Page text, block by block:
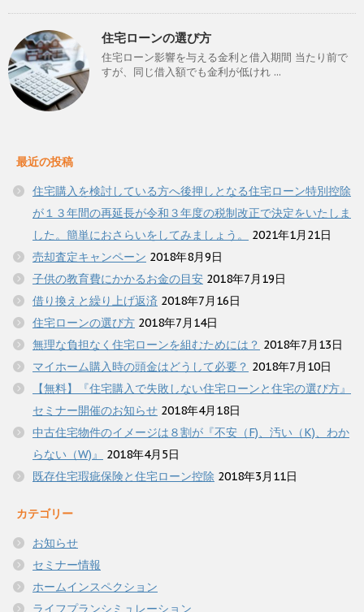
住宅ローンの選び方
住宅ローン影響を与える金利と借入期間 当たり前で
すが、同じ借入額でも金利が低けれ ...
最近の投稿
住宅購入を検討している方へ後押しとなる住宅ローン特別控除
が１３年間の再延長が令和３年度の税制改正で決定をいたしま
した。簡単におさらいをしてみましょう。
2021年1月21日
売却査定キャンペーン 2018年8月9日
子供の教育費にかかるお金の目安 2018年7月19日
借り換えと繰り上げ返済 2018年7月16日
住宅ローンの選び方 2018年7月14日
無理な負担なく住宅ローンを組むためには？ 2018年7月13日
マイホーム購入時の頭金はどうして必要？ 2018年7月10日
【無料】『住宅購入で失敗しない住宅ローンと住宅の選び方』
セミナー開催のお知らせ 2018年4月18日
中古住宅物件のイメージは８割が『不安（F)、汚い（K)、わか
らない（W)』
2018年4月5日
既存住宅瑕疵保険と住宅ローン控除 2018年3月11日
カテゴリー
お知らせ
セミナー情報
ホームインスペクション
ライフプランシミュレーション